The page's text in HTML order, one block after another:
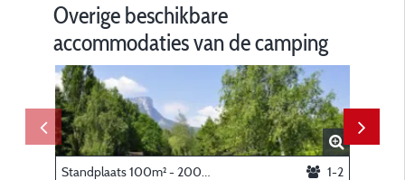
Overige beschikbare
accommodaties van de camping
1-2